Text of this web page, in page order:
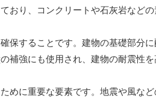
おり、コンクリートや石灰岩などの
保することです。建物の基礎部分
補強にも使用され、建物の耐震性を
めに重要な要素です。地震や風な